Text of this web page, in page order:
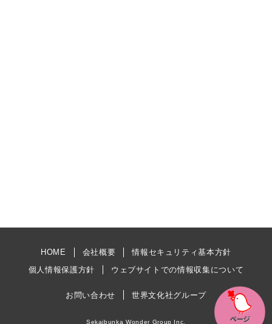
HOME 会社概要
情報セキュリティ基本方針
個人情報保護方針
ウェブサイトでの情報収集について
お問い合わせ 世界文化社グループ
Sekaibunka Wonder Group Inc.